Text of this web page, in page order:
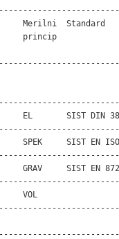
Merilni  Standard
princip
EL       SIST DIN
SPEK     SIST EN
GRAV     SIST
VOL